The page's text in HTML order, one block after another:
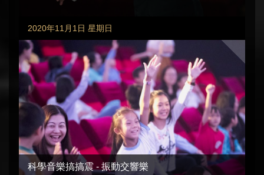
2020年11月1日 星期日
科學音樂搞搞震 - 振動交響樂